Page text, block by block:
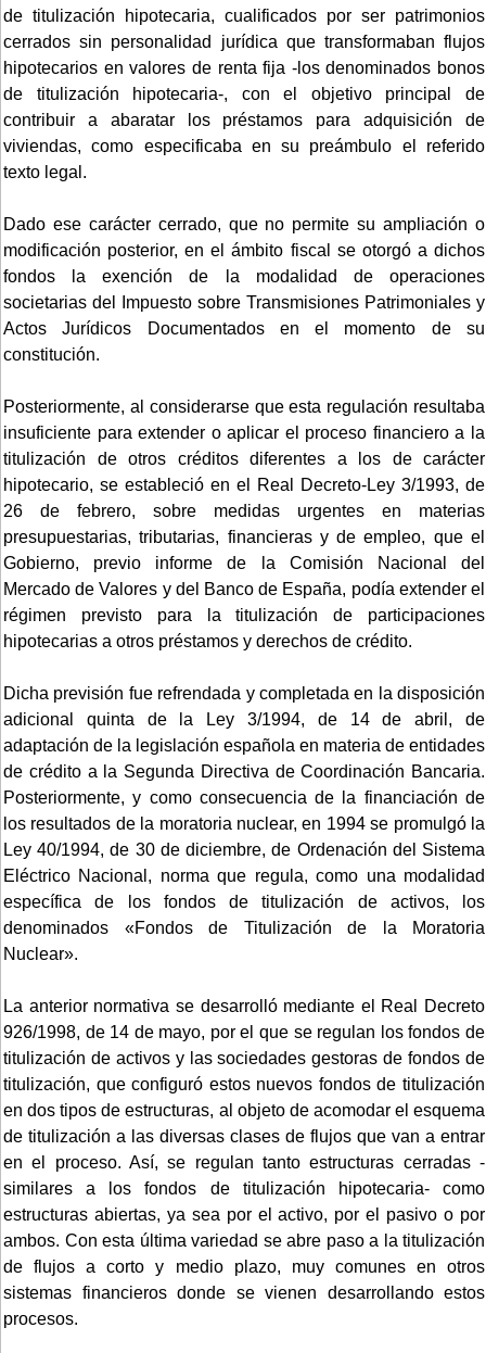
de titulización hipotecaria, cualificados por ser patrimonios
cerrados sin personalidad jurídica que transformaban flujos
hipotecarios en valores de renta fija -los denominados bonos
de titulización hipotecaria-, con el objetivo principal de
contribuir a abaratar los préstamos para adquisición de
viviendas, como especificaba en su preámbulo el referido
texto legal.
Dado ese carácter cerrado, que no permite su ampliación o
modificación posterior, en el ámbito fiscal se otorgó a dichos
fondos la exención de la modalidad de operaciones
societarias del Impuesto sobre Transmisiones Patrimoniales y
Actos Jurídicos Documentados en el momento de su
constitución.
Posteriormente, al considerarse que esta regulación resultaba
insuficiente para extender o aplicar el proceso financiero a la
titulización de otros créditos diferentes a los de carácter
hipotecario, se estableció en el Real Decreto-Ley 3/1993, de
26 de febrero, sobre medidas urgentes en materias
presupuestarias, tributarias, financieras y de empleo, que el
Gobierno, previo informe de la Comisión Nacional del
Mercado de Valores y del Banco de España, podía extender el
régimen previsto para la titulización de participaciones
hipotecarias a otros préstamos y derechos de crédito.
Dicha previsión fue refrendada y completada en la disposición
adicional quinta de la Ley 3/1994, de 14 de abril, de
adaptación de la legislación española en materia de entidades
de crédito a la Segunda Directiva de Coordinación Bancaria.
Posteriormente, y como consecuencia de la financiación de
los resultados de la moratoria nuclear, en 1994 se promulgó la
Ley 40/1994, de 30 de diciembre, de Ordenación del Sistema
Eléctrico Nacional, norma que regula, como una modalidad
específica de los fondos de titulización de activos, los
denominados «Fondos de Titulización de la Moratoria
Nuclear».
La anterior normativa se desarrolló mediante el Real Decreto
926/1998, de 14 de mayo, por el que se regulan los fondos de
titulización de activos y las sociedades gestoras de fondos de
titulización, que configuró estos nuevos fondos de titulización
en dos tipos de estructuras, al objeto de acomodar el esquema
de titulización a las diversas clases de flujos que van a entrar
en el proceso. Así, se regulan tanto estructuras cerradas -
similares a los fondos de titulización hipotecaria- como
estructuras abiertas, ya sea por el activo, por el pasivo o por
ambos. Con esta última variedad se abre paso a la titulización
de flujos a corto y medio plazo, muy comunes en otros
sistemas financieros donde se vienen desarrollando estos
procesos.